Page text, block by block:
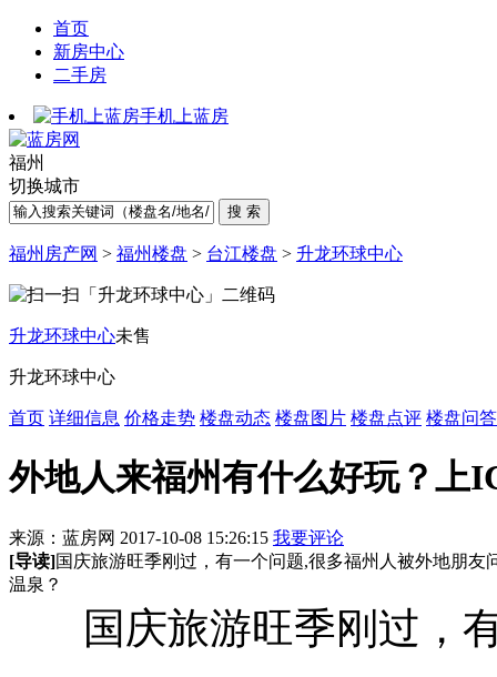
首页
新房中心
二手房
手机上蓝房
福州
切换城市
福州房产网 > 福州楼盘 > 台江楼盘 > 升龙环球中心
升龙环球中心未售
升龙环球中心
首页 详细信息 价格走势 楼盘动态 楼盘图片 楼盘点评 楼盘问答
外地人来福州有什么好玩？上
来源：蓝房网 2017-10-08 15:26:15 我要评论
[导读]国庆旅游旺季刚过，有一个问题,很多福州人被外地朋
温泉？
国庆旅游旺季刚过，